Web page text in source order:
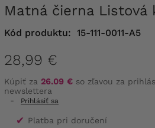
Matná čierna
Kód produktu: 15-111-0011-A5
28,99 €
Kúpiť za 26.09 € so zľavou za
newslettera
-
Prihlásiť sa
✔ Platba pri doručení